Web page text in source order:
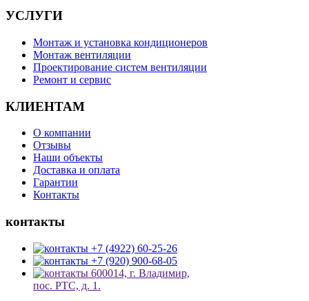
УСЛУГИ
Монтаж и установка кондиционеров
Монтаж вентиляции
Проектирование систем вентиляции
Ремонт и сервис
КЛИЕНТАМ
О компании
Отзывы
Наши объекты
Доставка и оплата
Гарантии
Контакты
контакты
+7 (4922) 60-25-26
+7 (920) 900-68-05
600014, г. Владимир,
пос. РТС, д. 1.